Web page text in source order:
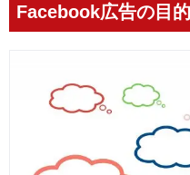
Facebook広告の目